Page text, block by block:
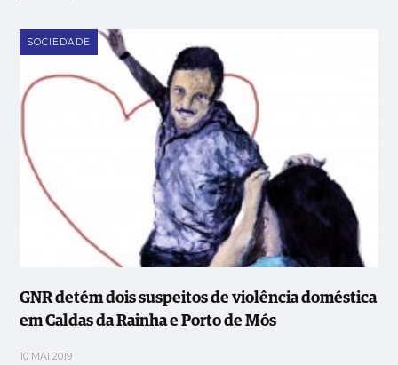
SOCIEDADE
GNR detém dois suspeitos de violência doméstica
em Caldas da Rainha e Porto de Mós
10 MAI 2019